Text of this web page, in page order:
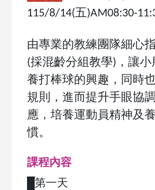
115/8/14(五)AM08:30-
由專業的教練團隊細心
(採混齡分組教學) ，讓
養打棒球的興趣，同時
規則，進而提升手眼協
應，培養運動員精神及
慣。
課程內容
第一天